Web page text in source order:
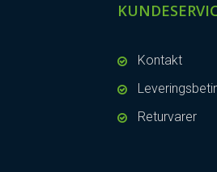
Kontakt
Returvarer